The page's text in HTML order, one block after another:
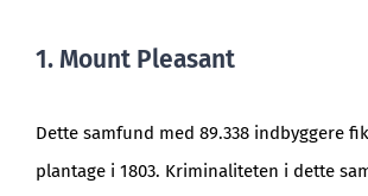
1. Mount Pleasant
Dette samfund med 89.338 indbyggere
plantage i 1803. Kriminaliteten i dette